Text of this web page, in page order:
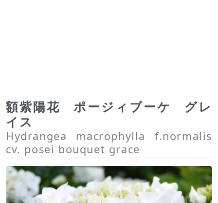
額紫陽花 ポージィブーケ グレ
イス
Hydrangea macrophylla f.normalis
cv. posei bouquet grace